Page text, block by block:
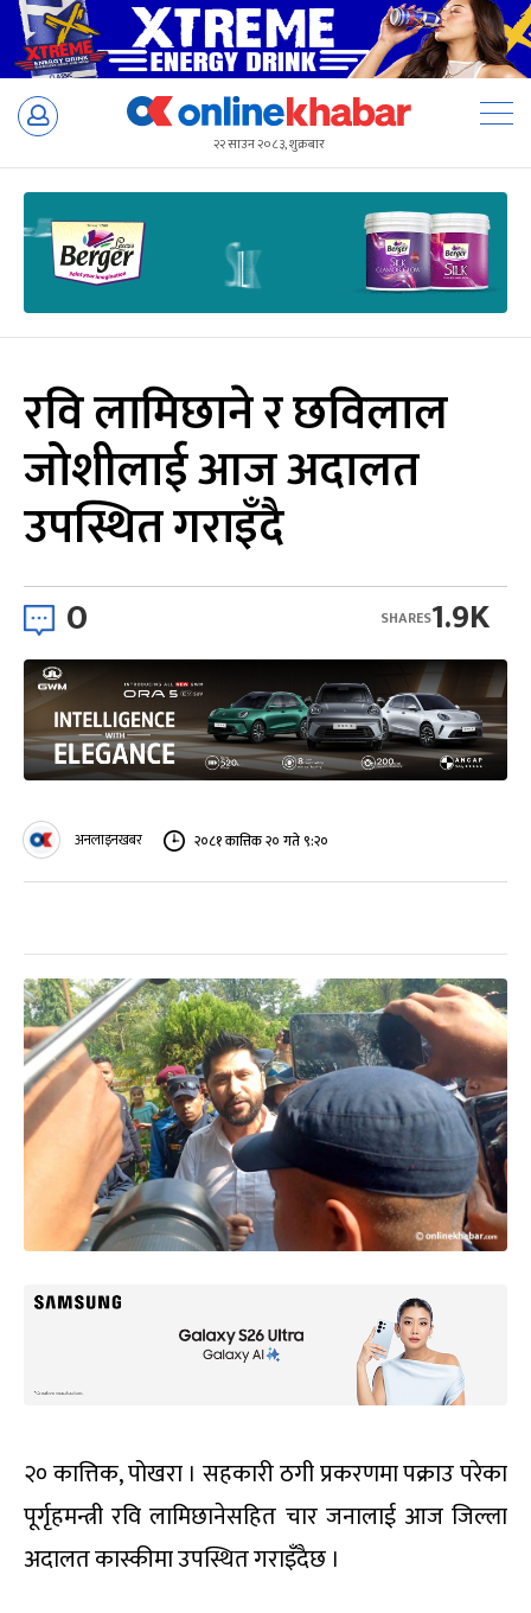
Skip
२२ साउन २०८३, शुक्रबार
रवि लामिछाने र छविलाल
जोशीलाई आज अदालत
उपस्थित गराइँदै
0 1.9K
SHARES
अनलाइनखबर २०८१ कात्तिक २० गते ९:२०
२० कात्तिक, पोखरा । सहकारी ठगी प्रकरणमा पक्राउ परेका
पूर्गृहमन्त्री रवि लामिछानेसहित चार जनालाई आज जिल्ला
अदालत कास्कीमा उपस्थित गराइँदैछ ।